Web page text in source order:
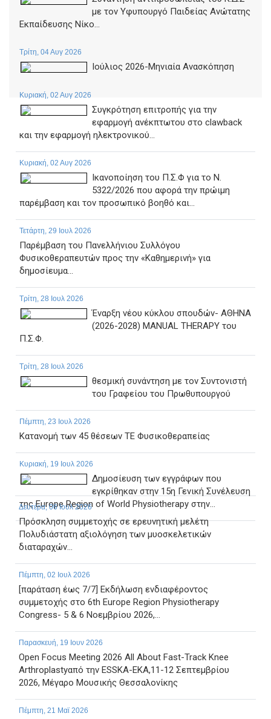
με τον Υφυπουργό Παιδείας Ανώτατης
Εκπαίδευσης Νίκο...
Τρίτη, 04 Αυγ 2026
Ιούλιος 2026-Μηνιαία Ανασκόπηση
Κυριακή, 02 Αυγ 2026
Συγκρότηση επιτροπής για την
εφαρμογή ανέκπτωτου στο clawback
και την εφαρμογή ηλεκτρονικού...
Κυριακή, 02 Αυγ 2026
Ικανοποίηση του Π.Σ.Φ για το Ν.
5322/2026 που αφορά την πρώιμη
παρέμβαση και τον προσωπικό βοηθό και...
Τετάρτη, 29 Ιουλ 2026
Παρέμβαση του Πανελλήνιου Συλλόγου
Φυσικοθεραπευτών προς την «Καθημερινή» για
δημοσίευμα...
Τρίτη, 28 Ιουλ 2026
Έναρξη νέου κύκλου σπουδών- ΑΘΗΝΑ
(2026-2028) MANUAL THERAPY του
Π.Σ.Φ.
Τρίτη, 28 Ιουλ 2026
θεσμική συνάντηση με τον Συντονιστή
του Γραφείου του Πρωθυπουργού
Πέμπτη, 23 Ιουλ 2026
Κατανομή των 45 θέσεων ΤΕ Φυσικοθεραπείας
Κυριακή, 19 Ιουλ 2026
Δημοσίευση των εγγράφων που
εγκρίθηκαν στην 15η Γενική Συνέλευση
της Europe Region of World Physiotherapy στην...
Δευτέρα, 06 Ιουλ 2026
Πρόσκληση συμμετοχής σε ερευνητική μελέτη
Πολυδιάστατη αξιολόγηση των μυοσκελετικών
διαταραχών...
Πέμπτη, 02 Ιουλ 2026
[παράταση έως 7/7] Εκδήλωση ενδιαφέροντος
συμμετοχής στο 6th Europe Region Physiotherapy
Congress- 5 & 6 Νοεμβρίου 2026,...
Παρασκευή, 19 Ιουν 2026
Open Focus Meeting 2026 All About Fast-Track Knee
Arthroplastyαπό την ESSKA-EKA,11-12 Σεπτεμβρίου
2026, Μέγαρο Μουσικής Θεσσαλονίκης
Πέμπτη, 21 Μαϊ 2026